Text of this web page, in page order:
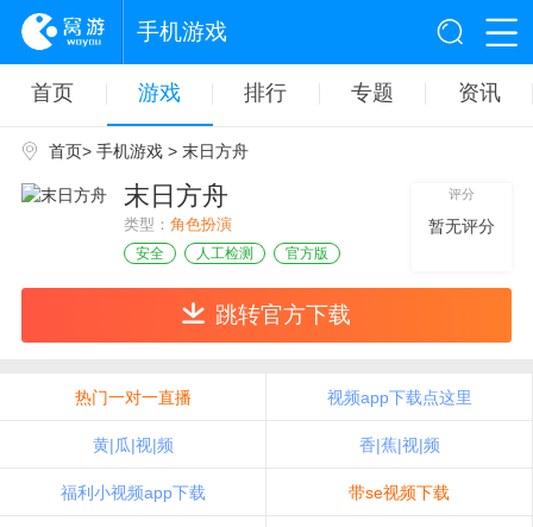
手机游戏
首页 游戏 排行 专题 资讯
首页> 手机游戏> 末日方舟
末日方舟
类型： 角色扮演
安全 人工检测 官方版
评分
暂无评分
跳转官方下载
热门一对一直播 视频app下载点这里
黄|瓜|视|频 香|蕉|视|频
福利小视频app下载 带se视频下载